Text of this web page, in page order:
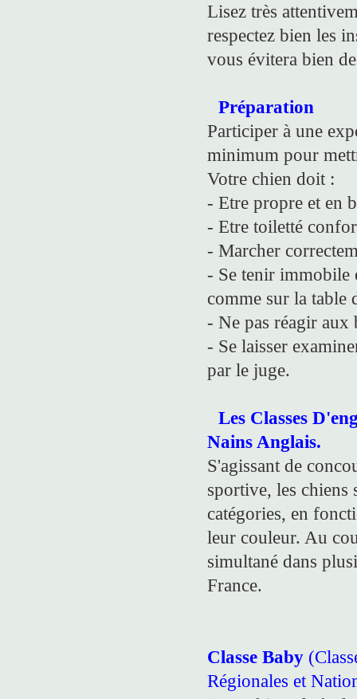
Lisez très
respectez bien les
vous évitera bien
Préparation
Participer à une
minimum pour
Votre chien doit :
- Etre propre et en
- Etre toiletté
- Marcher
- Se tenir immobile
comme sur la table
- Ne pas réagir aux
- Se laisser
par le juge.
Les Classes
Nains Anglais.
S'agissant de
sportive, les chiens
catégories, en
leur couleur. Au
simultané dans
France.
Classe Baby
Régionales et